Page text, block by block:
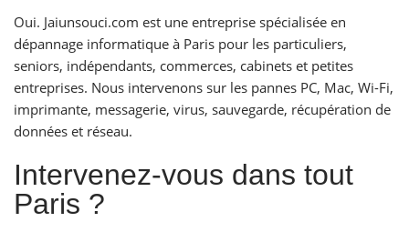
Oui. Jaiunsouci.com est une entreprise spécialisée en
dépannage informatique à Paris pour les particuliers,
seniors, indépendants, commerces, cabinets et petites
entreprises. Nous intervenons sur les pannes PC, Mac, Wi-Fi,
imprimante, messagerie, virus, sauvegarde, récupération de
données et réseau.
Intervenez-vous dans tout
Paris ?